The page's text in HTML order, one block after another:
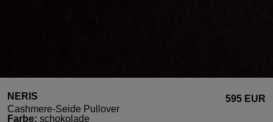
NERIS
Cashmere-Seide Pullover
595 EUR
Farbeauswählen
: schokolade